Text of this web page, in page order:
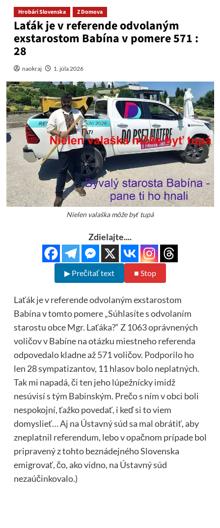
Hrobári Slovenska Z Domova
Laťák je v referende odvolaným
exstarostom Babína v pomere 571 :
28
naokraj 1. júla 2026
Nielen valaška môže byť tupá
Zdielajte....
▶ Prečítať text ■ Stop
Laťák je v referende odvolaným exstarostom
Babína v tomto pomere „Súhlasíte s odvolaním
starostu obce Mgr. Laťáka?“ Z 1063 oprávnených
voličov v Babíne na otázku miestneho referenda
odpovedalo kladne až 571 voličov. Podporiloho
len 28 sympatizantov, 11 hlasov bolo neplatných.
Tak mi napadá, či ten jeho lúpežnícky imidž
nesúvisí s tým Babinským. Prečo s ním v obci boli
nespokojní, ťažko povedať, i keď si to viem
domyslieť… Aj na Ústavný súd sa mal obrátiť, aby
zneplatnil referendum, lebo v opačnom prípade bol
pripravený z tohto beznádejného Slovenska
emigrovať, čo, ako vidno, na Ústavný súd
nezaúčinkovalo.)